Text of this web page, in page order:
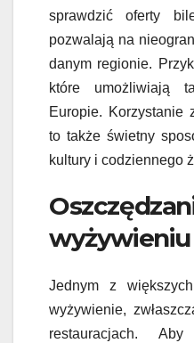
sprawdzić oferty
pozwalają na
danym regionie.
które umożliwiają
Europie. Korzystanie
to także świetny
kultury i codziennego
wyżywieniu
Jednym z
wyżywienie,
restauracjach.